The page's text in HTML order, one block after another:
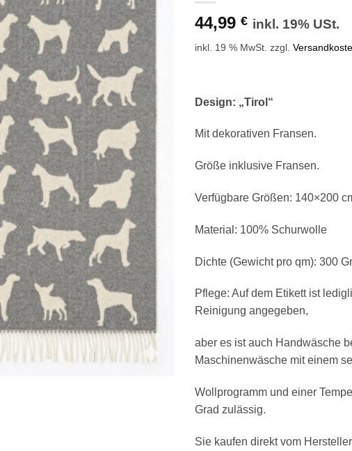
44,99 € inkl. 19% USt.
inkl. 19 % MwSt. zzgl.
Design: „Tirol“
Mit dekorativen Fransen.
Größe inklusive Fransen.
Verfügbare Größen: 140×200
Material: 100% Schurwolle
Dichte (Gewicht pro qm): 300
Pflege: Auf dem Etikett ist
Reinigung angegeben,
aber es ist auch Handwäsche
Maschinenwäsche mit einem
Wollprogramm und einer
Grad zulässig.
Sie kaufen direkt vom